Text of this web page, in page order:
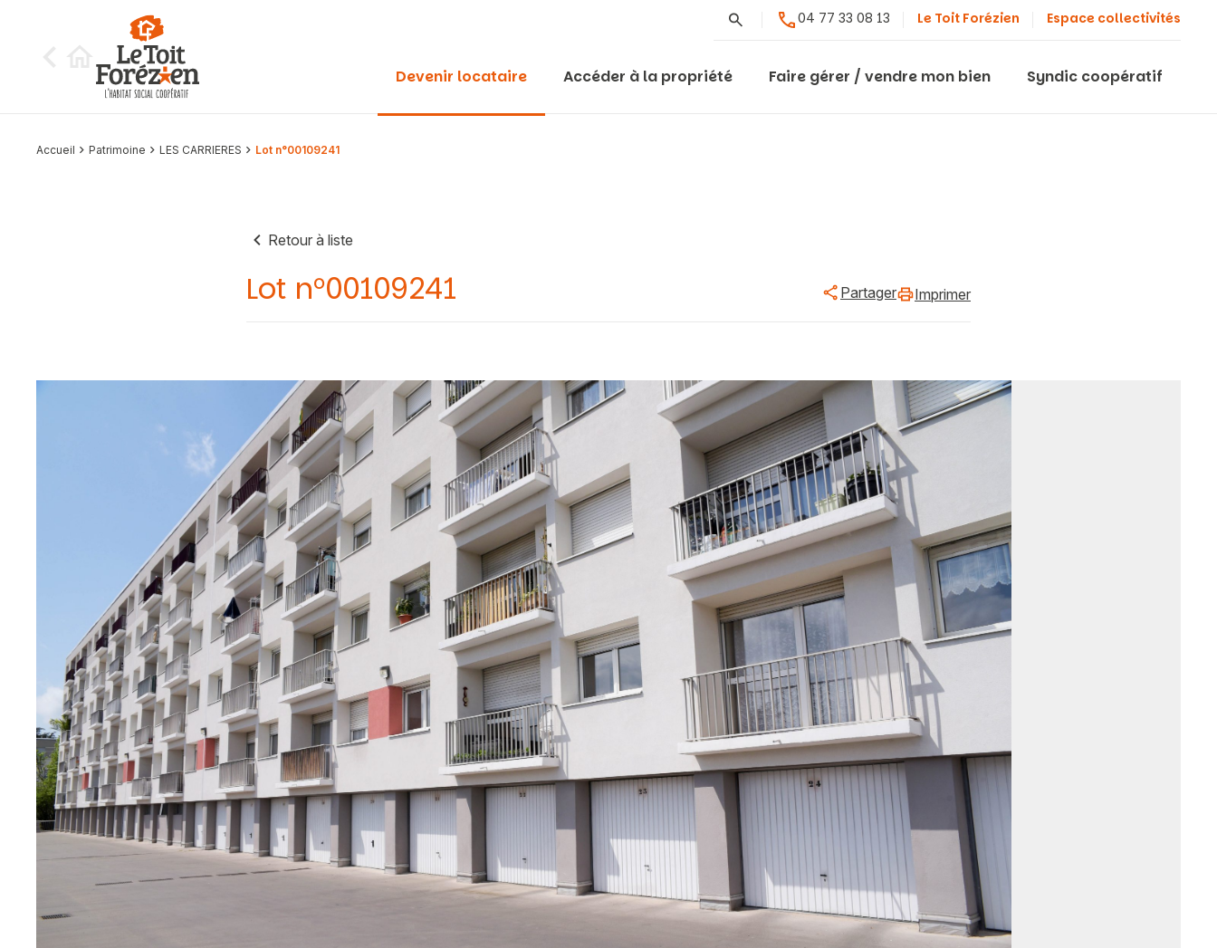
Rechercher04 77 33 08 13 Le Toit Forézien Espace collectivités
Devenir locataire Accéder à la propriété Faire gérer / vendre mon bien Syndic coopératif
Accueil Patrimoine LES CARRIERES Lot n°00109241
Retour à liste
Lot n°00109241 Partager Imprimer